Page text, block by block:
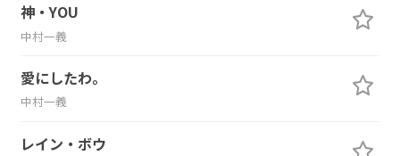
神・YOU
中村一義
愛にしたわ。
中村一義
レイン・ボウ